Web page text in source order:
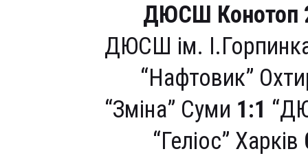
ДЮСШ Конотоп
ДЮСШ ім.
“Нафтовик”
“Зміна” Суми 1:1
“Геліос” Харків